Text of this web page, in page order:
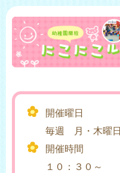
開催曜日
毎週 月・木曜日
開催時間
１０：３０～